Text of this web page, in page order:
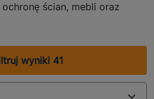
ścian, mebli oraz
W Bricoman
których z pewnością
dla siebie.Nasza
zarówno klasyczne, proste
technologicznie
wyniki 41